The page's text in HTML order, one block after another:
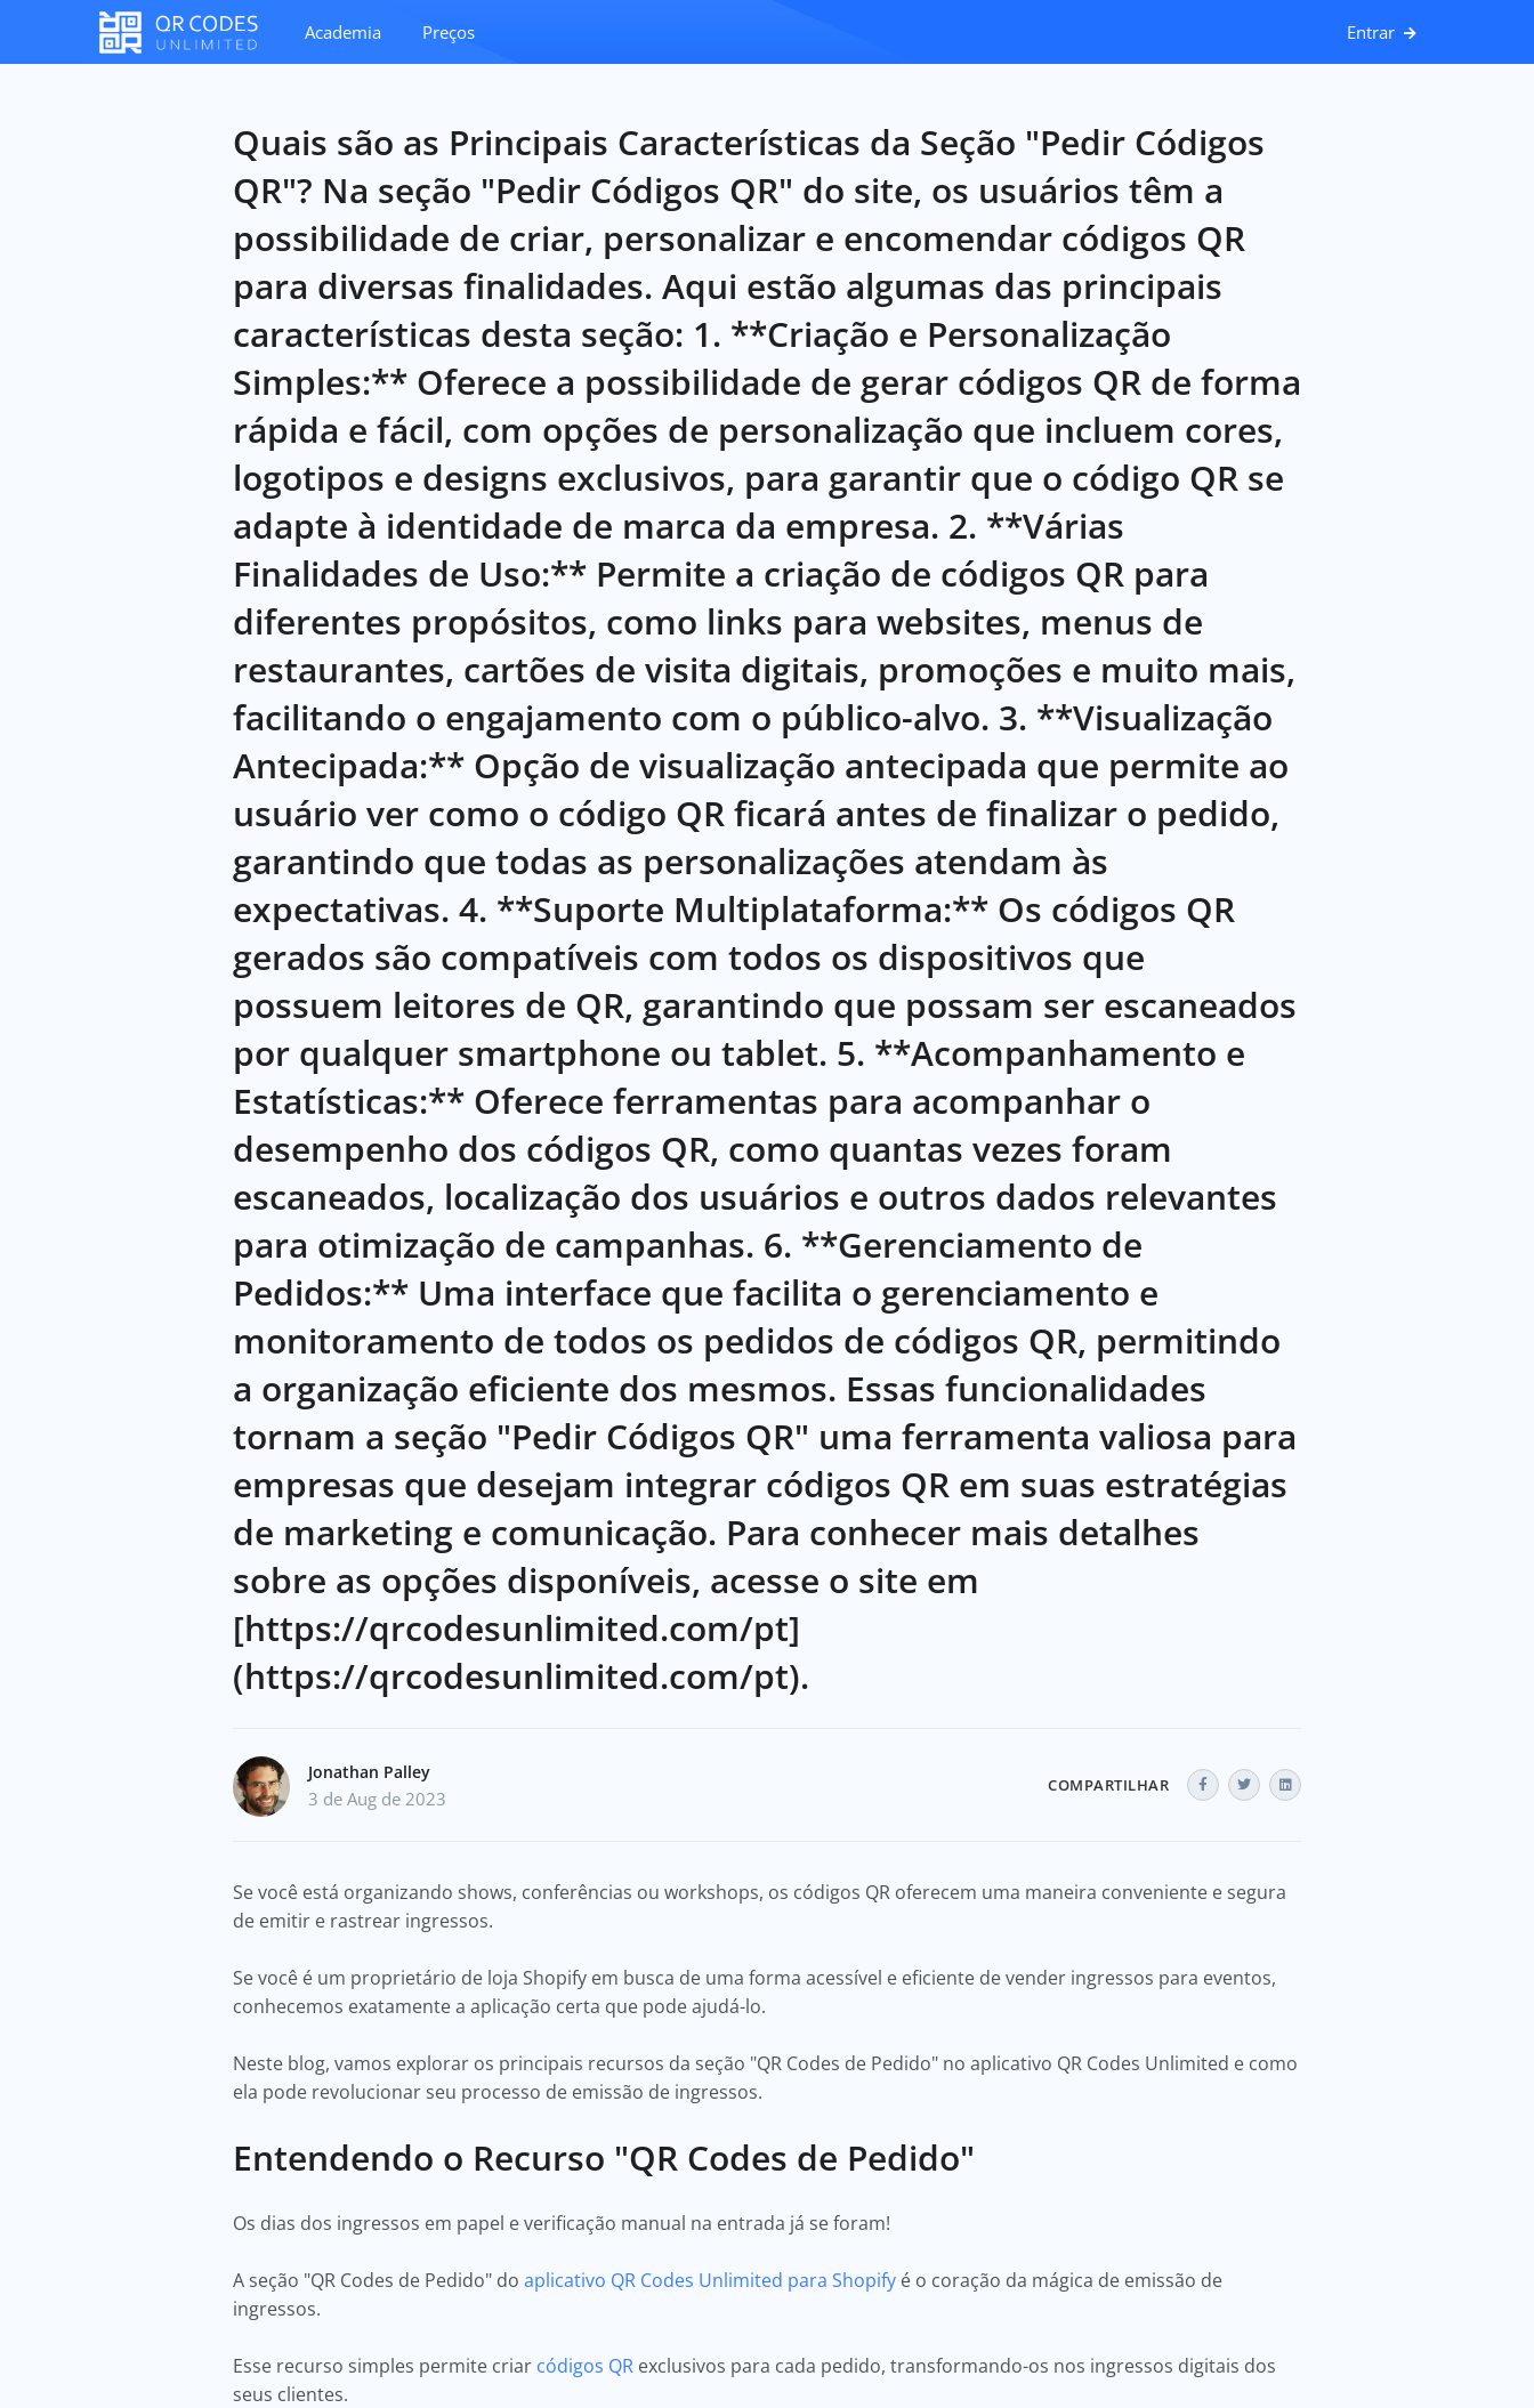
Academia Preços Entrar
Quais são as Principais Características da Seção "Pedir Códigos
QR"? Na seção "Pedir Códigos QR" do site, os usuários têm a
possibilidade de criar, personalizar e encomendar códigos QR
para diversas finalidades. Aqui estão algumas das principais
características desta seção: 1. **Criação e Personalização
Simples:** Oferece a possibilidade de gerar códigos QR de forma
rápida e fácil, com opções de personalização que incluem cores,
logotipos e designs exclusivos, para garantir que o código QR se
adapte à identidade de marca da empresa. 2. **Várias
Finalidades de Uso:** Permite a criação de códigos QR para
diferentes propósitos, como links para websites, menus de
restaurantes, cartões de visita digitais, promoções e muito mais,
facilitando o engajamento com o público-alvo. 3. **Visualização
Antecipada:** Opção de visualização antecipada que permite ao
usuário ver como o código QR ficará antes de finalizar o pedido,
garantindo que todas as personalizações atendam às
expectativas. 4. **Suporte Multiplataforma:** Os códigos QR
gerados são compatíveis com todos os dispositivos que
possuem leitores de QR, garantindo que possam ser escaneados
por qualquer smartphone ou tablet. 5. **Acompanhamento e
Estatísticas:** Oferece ferramentas para acompanhar o
desempenho dos códigos QR, como quantas vezes foram
escaneados, localização dos usuários e outros dados relevantes
para otimização de campanhas. 6. **Gerenciamento de
Pedidos:** Uma interface que facilita o gerenciamento e
monitoramento de todos os pedidos de códigos QR, permitindo
a organização eficiente dos mesmos. Essas funcionalidades
tornam a seção "Pedir Códigos QR" uma ferramenta valiosa para
empresas que desejam integrar códigos QR em suas estratégias
de marketing e comunicação. Para conhecer mais detalhes
sobre as opções disponíveis, acesse o site em
[https://qrcodesunlimited.com/pt]
(https://qrcodesunlimited.com/pt).
Jonathan Palley
3 de Aug de 2023
COMPARTILHAR
Se você está organizando shows, conferências ou workshops, os códigos QR oferecem uma maneira conveniente e segura
de emitir e rastrear ingressos.
Se você é um proprietário de loja Shopify em busca de uma forma acessível e eficiente de vender ingressos para eventos,
conhecemos exatamente a aplicação certa que pode ajudá-lo.
Neste blog, vamos explorar os principais recursos da seção "QR Codes de Pedido" no aplicativo QR Codes Unlimited e como
ela pode revolucionar seu processo de emissão de ingressos.
Entendendo o Recurso "QR Codes de Pedido"
Os dias dos ingressos em papel e verificação manual na entrada já se foram!
A seção "QR Codes de Pedido" do aplicativo QR Codes Unlimited para Shopify é o coração da mágica de emissão de
ingressos.
Esse recurso simples permite criar códigos QR exclusivos para cada pedido, transformando-os nos ingressos digitais dos
seus clientes.